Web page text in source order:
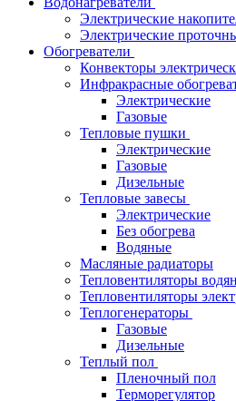
Электрические
Электрические
Обогреватели
Конвекторы
Инфракрасные
Электрические
Газовые
Тепловые пушки
Электрические
Газовые
Дизельные
Тепловые завесы
Электрические
Без обогрева
Водяные
Масляные радиаторы
Тепловентиляторы
Тепловентиляторы
Теплогенераторы
Газовые
Дизельные
Теплый пол
Пленочный пол
Терморегулятор